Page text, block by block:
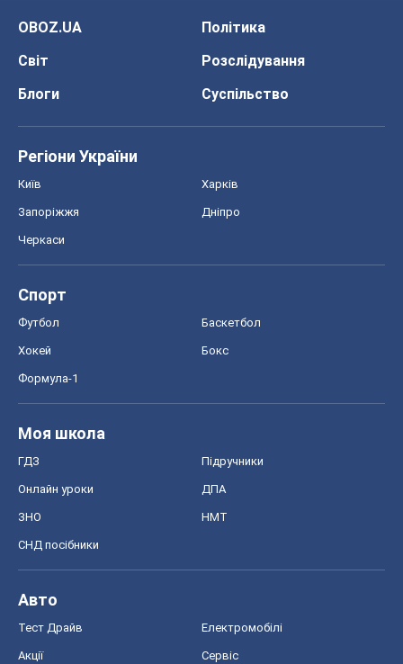
OBOZ.UA
Політика
Світ
Розслідування
Блоги
Суспільство
Регіони України
Київ Харків
Запоріжжя Дніпро
Черкаси
Спорт
Футбол Баскетбол
Хокей Бокс
Формула-1
Моя школа
ГДЗ Підручники
Онлайн уроки ДПА
ЗНО НМТ
СНД посібники
Авто
Тест Драйв Електромобілі
Акції Сервіс